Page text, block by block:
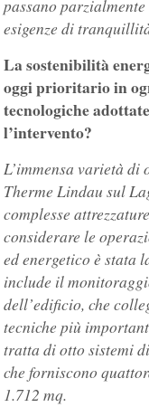
passano
esigenze di
La sostenibilità
oggi prioritario in
tecnologiche
l’intervento?
L’immensa varietà di
Therme Lindau sul
complesse
considerare le
ed energetico è stata
include il
dell’edificio, che
tecniche più
tratta di otto sistemi
che forniscono
1.712 mq.